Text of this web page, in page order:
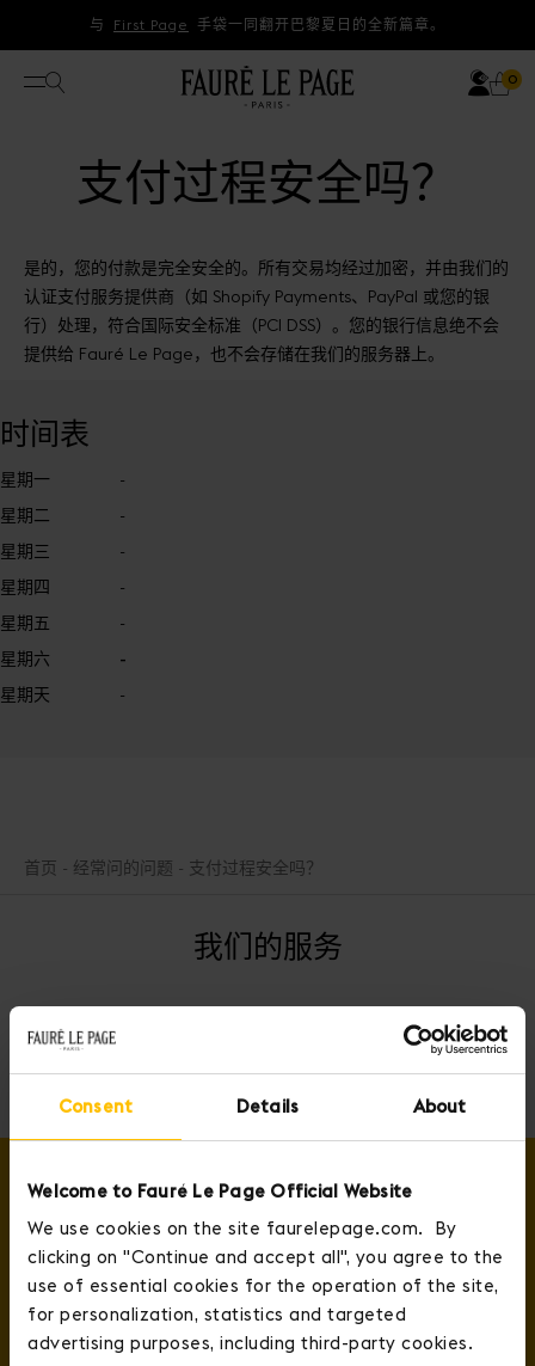
Consent Details About
Welcome to Fauré Le Page Official Website
We use cookies on the site faurelepage.com. By
clicking on "Continue and accept all", you agree to the
use of essential cookies for the operation of the site,
for personalization, statistics and targeted
advertising purposes, including third-party cookies.
与 First Page 手袋一同翻开巴黎夏日的全新篇章。
打开菜单
账户购
00
支付过程安全吗？
是的，您的付款是完全安全的。所有交易均经过加密，并由我们的
认证支付服务提供商（如 Shopify Payments、PayPal 或您的银
行）处理，符合国际安全标准（PCI DSS）。您的银行信息绝不会
提供给 Fauré Le Page，也不会存储在我们的服务器上。
时间表
星期一
-
星期二
-
星期三
-
星期四
-
星期五
-
星期六
-
星期天
-
首页 经常问的问题 支付过程安全吗？
我们的服务
我们的新闻通讯
第一个了解 Fauré Le Page 的产品发布和最新消息。
通过点击“确定”，我同意接收来自Fauré Le Page的商业电子邮件，